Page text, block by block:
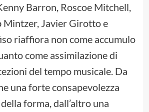
Barron, Roscoe Mitchell,
Mintzer, Javier Girotto e
riaffiora non come accumulo
come assimilazione di
del tempo musicale. Da
una forte consapevolezza
forma, dall’altro una